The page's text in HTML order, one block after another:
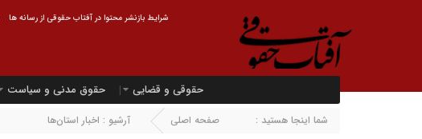
شرایط بازنشر محتوا در آفتاب حقوقی از رسانه ها
حقوقی و قضایی حقوق مدنی و سیاست
شما اینجا هستید : صفحه اصلی آرشیو : اخبار استان‌ها